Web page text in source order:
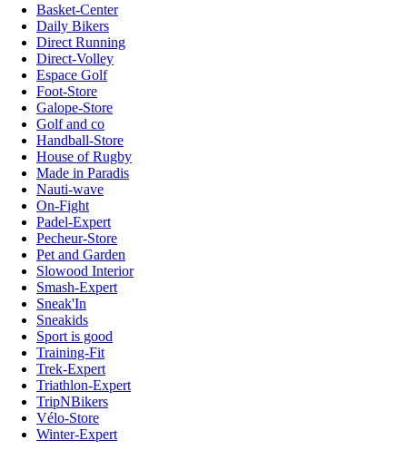
Basket-Center
Daily Bikers
Direct Running
Direct-Volley
Espace Golf
Foot-Store
Galope-Store
Golf and co
Handball-Store
House of Rugby
Made in Paradis
Nauti-wave
On-Fight
Padel-Expert
Pecheur-Store
Pet and Garden
Slowood Interior
Smash-Expert
Sneak'In
Sneakids
Sport is good
Training-Fit
Trek-Expert
Triathlon-Expert
TripNBikers
Vélo-Store
Winter-Expert